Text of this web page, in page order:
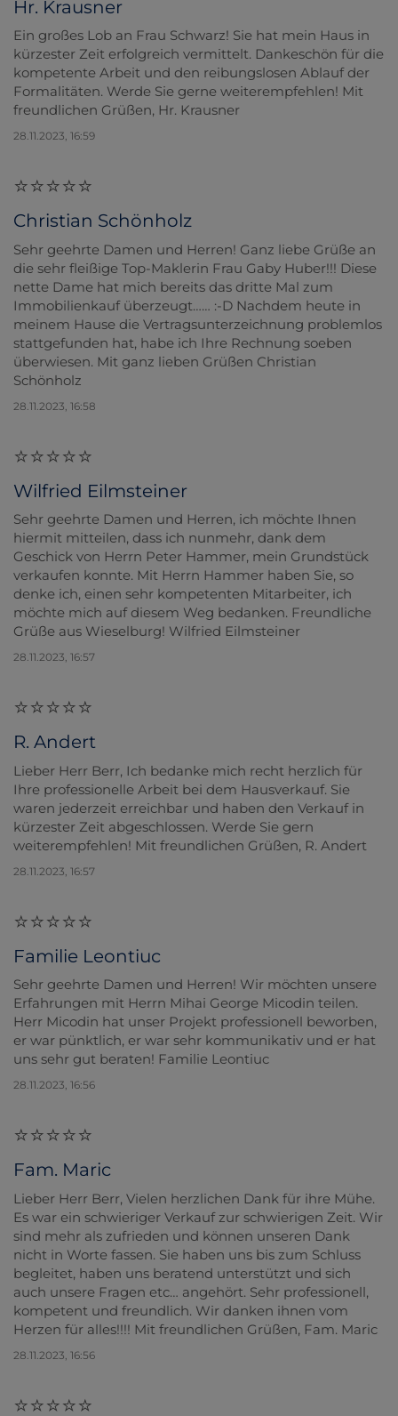
Hr. Krausner
Ein großes Lob an Frau Schwarz! Sie hat mein Haus in
kürzester Zeit erfolgreich vermittelt. Dankeschön für die
kompetente Arbeit und den reibungslosen Ablauf der
Formalitäten. Werde Sie gerne weiterempfehlen! Mit
freundlichen Grüßen, Hr. Krausner
28.11.2023, 16:59
Christian Schönholz
Sehr geehrte Damen und Herren! Ganz liebe Grüße an
die sehr fleißige Top-Maklerin Frau Gaby Huber!!! Diese
nette Dame hat mich bereits das dritte Mal zum
Immobilienkauf überzeugt…… :-D Nachdem heute in
meinem Hause die Vertragsunterzeichnung problemlos
stattgefunden hat, habe ich Ihre Rechnung soeben
überwiesen. Mit ganz lieben Grüßen Christian
Schönholz
28.11.2023, 16:58
Wilfried Eilmsteiner
Sehr geehrte Damen und Herren, ich möchte Ihnen
hiermit mitteilen, dass ich nunmehr, dank dem
Geschick von Herrn Peter Hammer, mein Grundstück
verkaufen konnte. Mit Herrn Hammer haben Sie, so
denke ich, einen sehr kompetenten Mitarbeiter, ich
möchte mich auf diesem Weg bedanken. Freundliche
Grüße aus Wieselburg! Wilfried Eilmsteiner
28.11.2023, 16:57
R. Andert
Lieber Herr Berr, Ich bedanke mich recht herzlich für
Ihre professionelle Arbeit bei dem Hausverkauf. Sie
waren jederzeit erreichbar und haben den Verkauf in
kürzester Zeit abgeschlossen. Werde Sie gern
weiterempfehlen! Mit freundlichen Grüßen, R. Andert
28.11.2023, 16:57
Familie Leontiuc
Sehr geehrte Damen und Herren! Wir möchten unsere
Erfahrungen mit Herrn Mihai George Micodin teilen.
Herr Micodin hat unser Projekt professionell beworben,
er war pünktlich, er war sehr kommunikativ und er hat
uns sehr gut beraten! Familie Leontiuc
28.11.2023, 16:56
Fam. Maric
Lieber Herr Berr, Vielen herzlichen Dank für ihre Mühe.
Es war ein schwieriger Verkauf zur schwierigen Zeit. Wir
sind mehr als zufrieden und können unseren Dank
nicht in Worte fassen. Sie haben uns bis zum Schluss
begleitet, haben uns beratend unterstützt und sich
auch unsere Fragen etc… angehört. Sehr professionell,
kompetent und freundlich. Wir danken ihnen vom
Herzen für alles!!!! Mit freundlichen Grüßen, Fam. Maric
28.11.2023, 16:56